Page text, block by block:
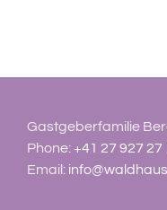
Gastgeberfamilie
Phone:+41 27 927 27
Email: